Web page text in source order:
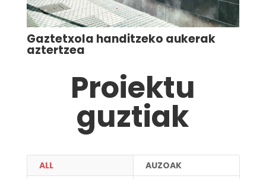
Gaztetxola handitzeko aukerak
aztertzea
Proiektu
guztiak
ALL
AUZOAK